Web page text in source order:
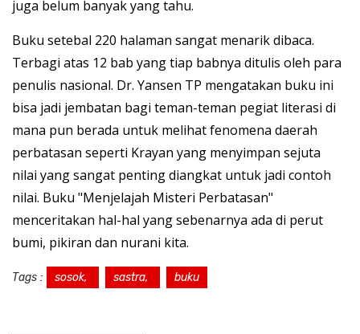
juga belum banyak yang tahu.
Buku setebal 220 halaman sangat menarik dibaca.
Terbagi atas 12 bab yang tiap babnya ditulis oleh para
penulis nasional. Dr. Yansen TP mengatakan buku ini
bisa jadi jembatan bagi teman-teman pegiat literasi di
mana pun berada untuk melihat fenomena daerah
perbatasan seperti Krayan yang menyimpan sejuta
nilai yang sangat penting diangkat untuk jadi contoh
nilai. Buku "Menjelajah Misteri Perbatasan"
menceritakan hal-hal yang sebenarnya ada di perut
bumi, pikiran dan nurani kita.
Tags : sosok, sastra, buku